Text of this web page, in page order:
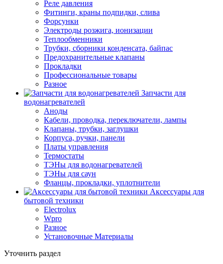
Реле давления
Фитинги, краны подпидки, слива
Форсунки
Электроды розжига, ионизации
Теплообменники
Трубки, сборники конденсата, байпас
Предохранительные клапаны
Прокладки
Профессиональные товары
Разное
Запчасти для
водонагревателей
Аноды
Кабели, проводка, переключатели, лампы
Клапаны, трубки, заглушки
Корпуса, ручки, панели
Платы управления
Термостаты
ТЭНы для водонагревателей
ТЭНы для саун
Фланцы, прокладки, уплотнители
Аксессуары для
бытовой техники
Electrolux
Wpro
Разное
Установочные Материалы
Уточнить раздел